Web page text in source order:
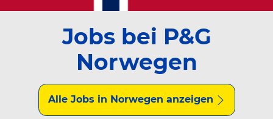
Jobs bei P&G
Norwegen
Alle Jobs in Norwegen anzeigen